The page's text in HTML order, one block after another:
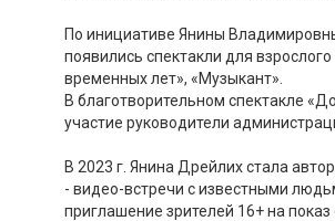
По инициативе Янины
появились спектакли для
временных лет», «Музыкант».
В благотворительном спектакле
участие руководители
В 2023 г. Янина Дрейлих стала
- видео-встречи с известными
приглашение зрителей 16+ на